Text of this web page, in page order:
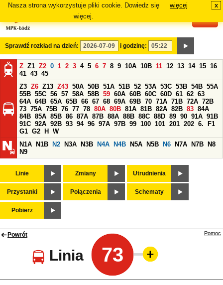
Nasza strona wykorzystuje pliki cookie. Dowiedz się
więcej.
więcej x
Sprawdź rozkład na dzień: i godzinę:
Z Z1 Z2 0 1 2 3 4 5 6 7 8 9 10A 10B 11 12 13 14 15 16
41 43 45
Z3 Z6 Z13 Z43 50A 50B 51A 51B 52 53A 53C 53B 54B 55A
55B 55C 56 57 58A 58B 59 60A 60B 60C 60D 61 62 63
64A 64B 65A 65B 66 67 68 69A 69B 70 71A 71B 72A 72B
73 75A 75B 76 77 78 80A 80B 81A 81B 82A 82B 83 84A
84B 85A 85B 86 87A 87B 88A 88B 88C 88D 89 90 91A 91B
91C 92A 92B 93 94 96 97A 97B 99 100 101 201 202 6.
F1
G1 G2 H
W
N1A
N1B N2 N3A N3B N4A N4B N5A N5B N6 N7A N7B
N8
N9
Linie Zmiany Utrudnienia
Przystanki Połączenia Schematy
Pobierz
Powrót
Linia 73
Pomoc